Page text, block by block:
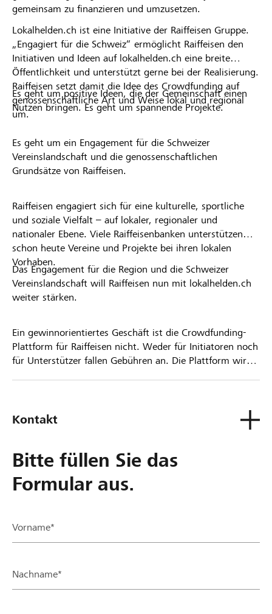
gemeinsam zu finanzieren und umzusetzen.
Lokalhelden.ch ist eine Initiative der Raiffeisen Gruppe.
„Engagiert für die Schweiz“ ermöglicht Raiffeisen den
Initiativen und Ideen auf lokalhelden.ch eine breite
Öffentlichkeit und unterstützt gerne bei der Realisierung.
Raiffeisen setzt damit die Idee des Crowdfunding auf
genossenschaftliche Art und Weise lokal und regional
um.
Es geht um positive Ideen, die der Gemeinschaft einen
Nutzen bringen. Es geht um spannende Projekte.
Es geht um ein Engagement für die Schweizer
Vereinslandschaft und die genossenschaftlichen
Grundsätze von Raiffeisen.
Raiffeisen engagiert sich für eine kulturelle, sportliche
und soziale Vielfalt – auf lokaler, regionaler und
nationaler Ebene. Viele Raiffeisenbanken unterstützen
schon heute Vereine und Projekte bei ihren lokalen
Vorhaben.
Das Engagement für die Region und die Schweizer
Vereinslandschaft will Raiffeisen nun mit lokalhelden.ch
weiter stärken.
Ein gewinnorientiertes Geschäft ist die Crowdfunding-
Plattform für Raiffeisen nicht. Weder für Initiatoren noch
für Unterstützer fallen Gebühren an. Die Plattform wird
Kontakt
Bitte füllen Sie das
Formular aus.
Vorname*
Nachname*